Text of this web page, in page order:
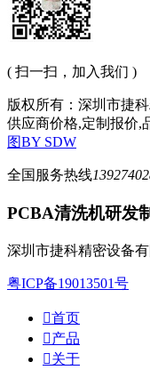
( 扫一扫，加入我们 )
版权所有：深圳市捷
供应商价格,定制报价,
图BY SDW
全国服务热线
PCBA清洗机研发
深圳市捷科精密设备
粤ICP备19013501号
首页
产品
关于